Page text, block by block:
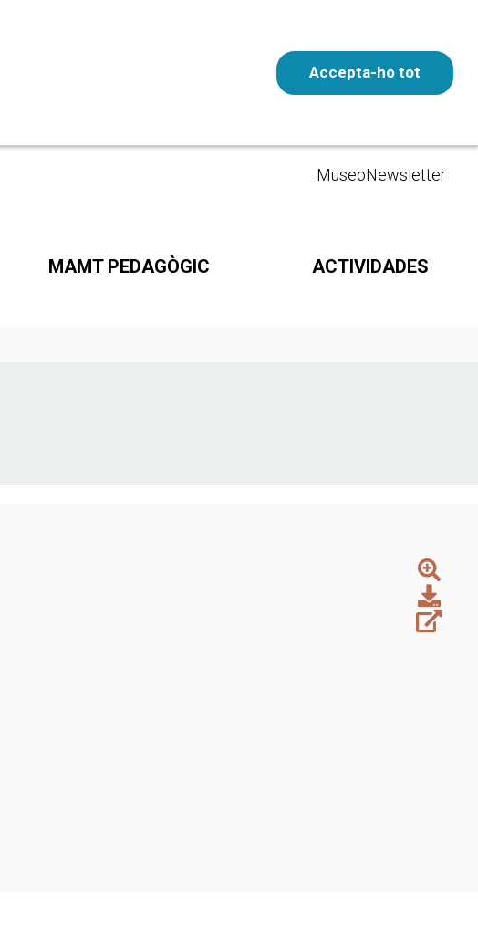
Entrada gratuita ESP
MuseoNewsletter
MAMT PEDAGÒGIC ACTIVIDADES
Accepta-ho tot